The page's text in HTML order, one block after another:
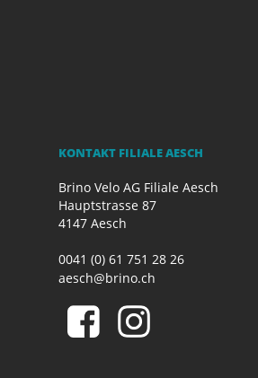
KONTAKT FILIALE AESCH
Brino Velo AG Filiale Aesch
Hauptstrasse 87
4147 Aesch
0041 (0) 61 751 28 26
aesch@brino.ch